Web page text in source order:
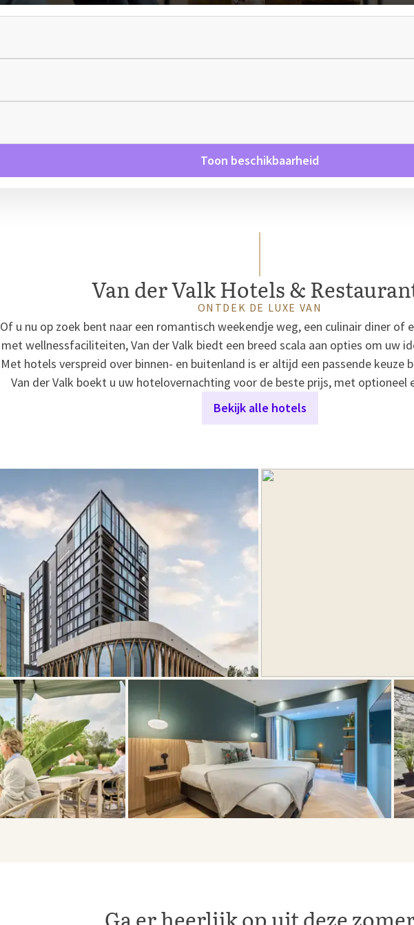
Toon beschikbaarheid
Van der Valk Hotels &
ONTDEK DE LUXE VAN
Of u nu op zoek bent naar een romantisch weekendje weg, een culinair diner of
met wellnessfaciliteiten, Van der Valk biedt een breed scala aan opties om uw
Met hotels verspreid over binnen- en buitenland is er altijd een passende keuze
Van der Valk boekt u uw hotelovernachting voor de beste prijs, met optioneel
Bekijk alle hotels
Ga er heerlijk op uit deze